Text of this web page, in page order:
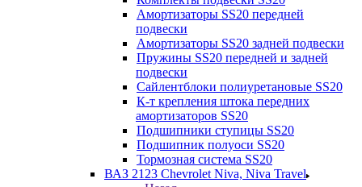
Амортизаторы SS20 передней
подвески
Амортизаторы SS20 задней подвески
Пружины SS20 передней и задней
подвески
Сайлентблоки полиуретановые SS20
К-т крепления штока передних
амортизаторов SS20
Подшипники ступицы SS20
Подшипник полуоси SS20
Тормозная система SS20
ВАЗ 2123 Chevrolet Niva, Niva Travel